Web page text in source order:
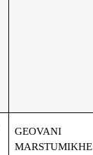
GEOVANI
MARSTUMIKHE